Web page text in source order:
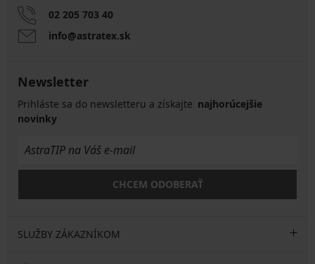
02 205 703 40
info@astratex.sk
Newsletter
Prihláste sa do newsletteru a získajte najhorúcejšie
novinky
CHCEM ODOBERAŤ
SLUŽBY ZÁKAZNÍKOM